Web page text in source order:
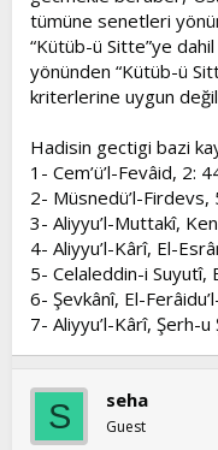
tümüne senetleri
“Kütüb-ü Sitte”ye
yönünden “Kütüb-ü
kriterlerine uygun
Hadisin gectigi bazi
1- Cem’ü’l-Fevâid, 2:
2- Müsnedü’l-Firdevs,
3- Aliyyu’l-Muttakî,
4- Aliyyu’l-Kârî, El-
5- Celaleddin-i Suyutî,
6- Şevkânî, El-
7- Aliyyu’l-Kârî, Şerh-u
S seha
Guest